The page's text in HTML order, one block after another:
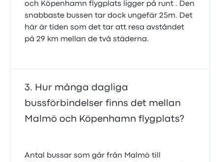
och Köpenhamn flygplats ligger på runt . Den
snabbaste bussen tar dock ungefär 25m. Det
här är tiden som det tar att resa avståndet
på 29 km mellan de två städerna.
Hur många dagliga
bussförbindelser finns det mellan
Malmö och Köpenhamn flygplats?
Antal bussar som går från Malmö till